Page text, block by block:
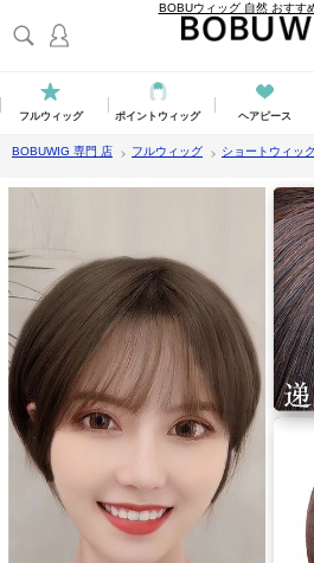
BOBUウィッグ 自然 おすす
フルウィッグ ポイントウィッグ ヘアピース
BOBUWIG 専門 店 フルウィッグ ショートウィッ